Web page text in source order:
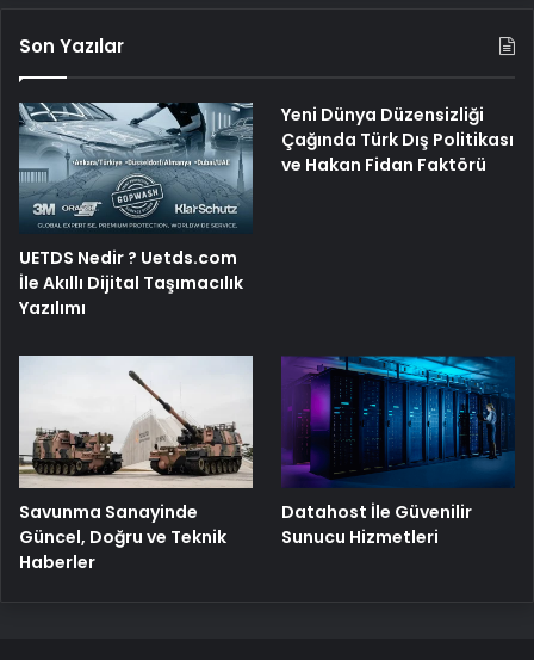
Son Yazılar
UETDS Nedir ? Uetds.com
İle Akıllı Dijital Taşımacılık
Yazılımı
Yeni Dünya Düzensizliği
Çağında Türk Dış Politikası
ve Hakan Fidan Faktörü
Savunma Sanayinde
Güncel, Doğru ve Teknik
Haberler
Datahost İle Güvenilir
Sunucu Hizmetleri